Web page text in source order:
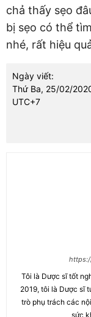
chả thấy sẹo
bị sẹo có thể
nhé, rất hiệu
Ngày viết:
Thứ Ba, 25/02/
UTC+7
Tôi là Dược sĩ tốt
2019, tôi là Dược sĩ
trò phụ trách các
sức